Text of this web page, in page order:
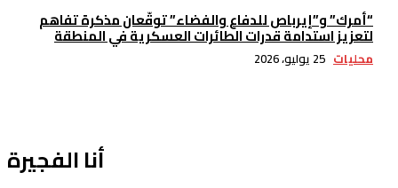
“أمرك” و”إيرباص للدفاع والفضاء” توقّعان مذكرة تفاهم
لتعزيز استدامة قدرات الطائرات العسكرية في المنطقة
محليات 25 يوليو، 2026
أنا الفجيرة